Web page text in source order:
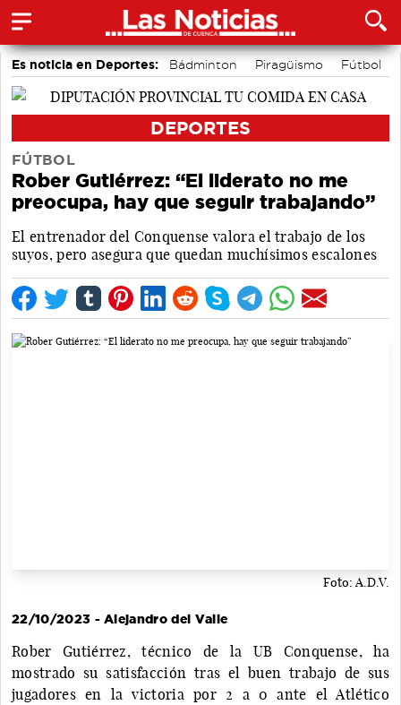
Es noticia en Deportes: Bádminton Piragüismo
Fútbol
Área de Deportes
DEPORTES
FÚTBOL
Rober Gutiérrez: “El liderato no me
preocupa, hay que seguir trabajando”
El entrenador del Conquense valora el trabajo de los
suyos, pero asegura que quedan muchísimos escalones
Foto: A.D.V.
22/10/2023 - Alejandro del Valle
Rober Gutiérrez, técnico de la UB Conquense, ha
mostrado su satisfacción tras el buen trabajo de sus
jugadores en la victoria por 2 a 0 ante el Atlético